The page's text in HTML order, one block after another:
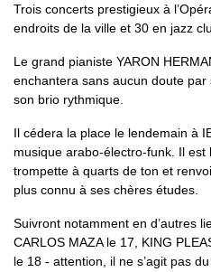
Trois concerts prestigieux à
endroits de la ville et 30 en jazz
Le grand pianiste YARON
enchantera sans aucun doute
son brio rythmique.
Il cédera la place le lendemain à
musique arabo-électro-funk. Il
trompette à quarts de ton et
plus connu à ses chères études.
Suivront notamment en d’autres
CARLOS MAZA le 17, KING
le 18 - attention, il ne s’agit pas